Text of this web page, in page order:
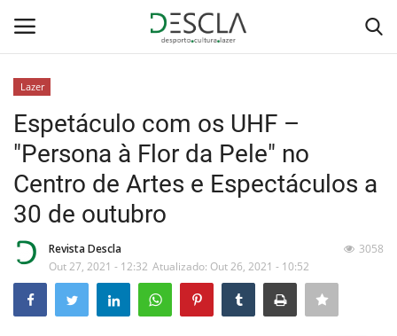
Home
...by Descla
Desporto
Contactos
Lazer
Espetáculo com os UHF –
"Persona à Flor da Pele" no
Centro de Artes e Espectáculos a
30 de outubro
Revista Descla
Out 27, 2021 - 12:32 Atualizado: Out 26, 2021 - 10:52
3058